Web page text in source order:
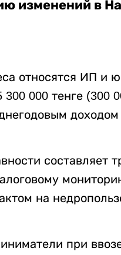
изменений в
относятся ИП и
000 тенге (300
составляет
на
при